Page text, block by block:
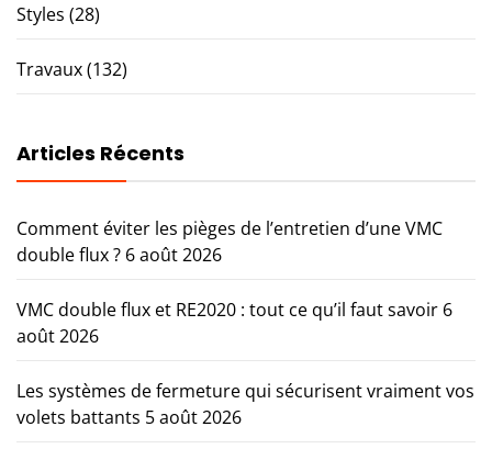
Styles (28)
Travaux(132)
Articles Récents
Comment éviter les pièges de l’entretien d’une VMC
double flux ? 6 août 2026
VMC double flux et RE2020 : tout ce qu’il faut savoir 6
août 2026
Les systèmes de fermeture qui sécurisent vraiment vos
volets battants 5 août 2026